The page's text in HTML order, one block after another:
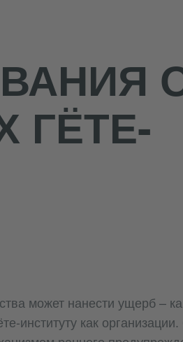
ГЁТЕ-
может нанести ущерб –
институту как